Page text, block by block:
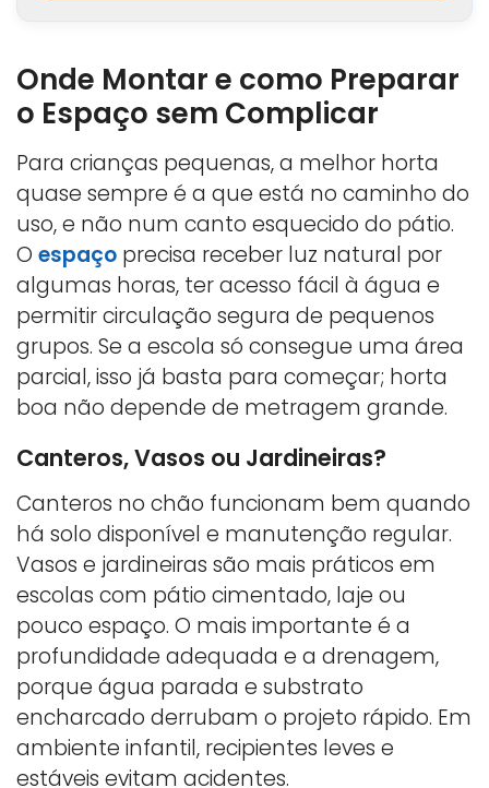
Onde Montar e como Preparar
o Espaço sem Complicar
Para crianças pequenas, a melhor horta
quase sempre é a que está no caminho do
uso, e não num canto esquecido do pátio.
O espaço precisa receber luz natural por
algumas horas, ter acesso fácil à água e
permitir circulação segura de pequenos
grupos. Se a escola só consegue uma área
parcial, isso já basta para começar; horta
boa não depende de metragem grande.
Canteros, Vasos ou Jardineiras?
Canteros no chão funcionam bem quando
há solo disponível e manutenção regular.
Vasos e jardineiras são mais práticos em
escolas com pátio cimentado, laje ou
pouco espaço. O mais importante é a
profundidade adequada e a drenagem,
porque água parada e substrato
encharcado derrubam o projeto rápido. Em
ambiente infantil, recipientes leves e
estáveis evitam acidentes.